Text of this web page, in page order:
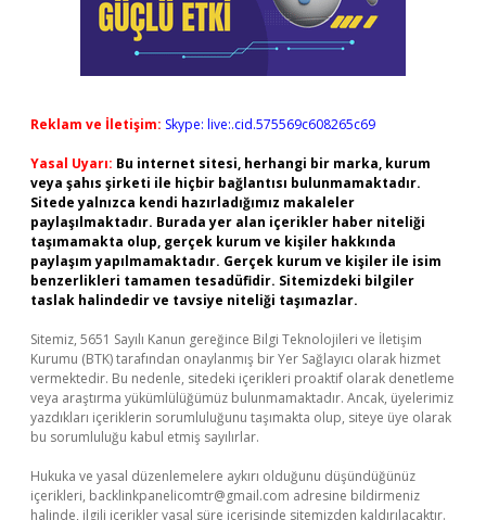
Reklam ve İletişim: Skype: live:.cid.575569c608265c69
Yasal Uyarı: Bu internet sitesi, herhangi bir marka, kurum
veya şahıs şirketi ile hiçbir bağlantısı bulunmamaktadır.
Sitede yalnızca kendi hazırladığımız makaleler
paylaşılmaktadır. Burada yer alan içerikler haber niteliği
taşımamakta olup, gerçek kurum ve kişiler hakkında
paylaşım yapılmamaktadır. Gerçek kurum ve kişiler ile isim
benzerlikleri tamamen tesadüfidir. Sitemizdeki bilgiler
taslak halindedir ve tavsiye niteliği taşımazlar.
Sitemiz, 5651 Sayılı Kanun gereğince Bilgi Teknolojileri ve İletişim
Kurumu (BTK) tarafından onaylanmış bir Yer Sağlayıcı olarak hizmet
vermektedir. Bu nedenle, sitedeki içerikleri proaktif olarak denetleme
veya araştırma yükümlülüğümüz bulunmamaktadır. Ancak, üyelerimiz
yazdıkları içeriklerin sorumluluğunu taşımakta olup, siteye üye olarak
bu sorumluluğu kabul etmiş sayılırlar.
Hukuka ve yasal düzenlemelere aykırı olduğunu düşündüğünüz
içerikleri, backlinkpanelicomtr@gmail.com adresine bildirmeniz
halinde, ilgili içerikler yasal süre içerisinde sitemizden kaldırılacaktır.